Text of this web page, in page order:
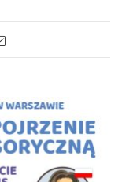
i twórczej
oraz